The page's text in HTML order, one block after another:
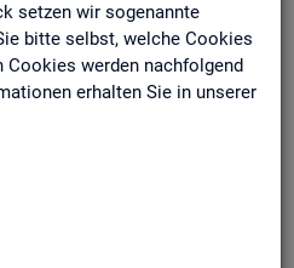
setzen wir sogenannte
bitte selbst, welche Cookies
Cookies werden nachfolgend
erhalten Sie in unserer
De­fi­ni­ti­on, Aus­sa­ge­kraft, Be­
Kenn­zah­len, die in der Sta­tis­
vor­kom­men.